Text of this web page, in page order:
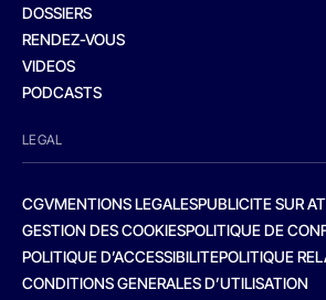
DOSSIERS
RENDEZ-VOUS
VIDEOS
PODCASTS
LEGAL
CGVMENTIONS LEGALESPUBLICITE SUR
GESTION DES COOKIESPOLITIQUE DE
POLITIQUE D’ACCESSIBILITEPOLITIQUE
CONDITIONS GENERALES D’UTILISATION